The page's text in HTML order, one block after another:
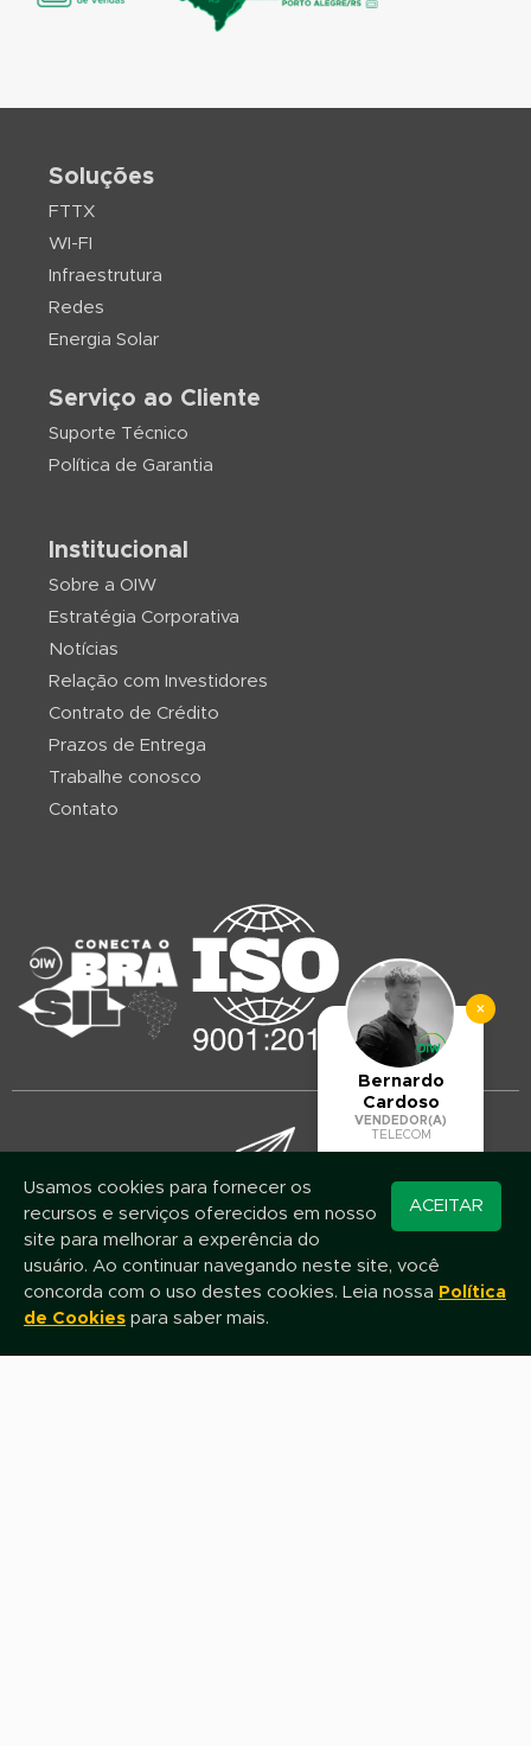
Soluções
FTTX
WI-FI
Infraestrutura
Redes
Energia Solar
Serviço ao Cliente
Suporte Técnico
Política de Garantia
Institucional
Sobre a OIW
Estratégia Corporativa
Notícias
Relação com Investidores
Contrato de Crédito
Prazos de Entrega
Trabalhe conosco
Contato
Mantenha-se atualizado!
Assine nossa newsletter e fique por dentro das novidades e promoções
Nome
×
Bernardo
Cardoso
VENDEDOR(A)
TELECOM
WhatsApp
ACEITAR
Usamos cookies para fornecer os
recursos e serviços oferecidos em nosso
site para melhorar a experência do
usuário. Ao continuar navegando neste site, você
concorda com o uso destes cookies. Leia nossa Política
de Cookies para saber mais.